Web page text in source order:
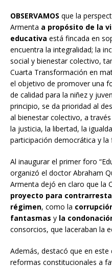
OBSERVAMOS que la
Armenta a propósito de la
educativa está fincada en
encuentra la integralidad; la
social y bienestar colectivo,
Cuarta Transformación en
el objetivo de promover una
de calidad para la niñez y
principio, se da prioridad al
al bienestar colectivo, a
la justicia, la libertad, la
participación democrática y la
Al inaugurar el primer foro
organizó el doctor Abraham
Armenta dejó en claro que la
proyecto para
régimen, como la
fantasmas y la
consorcios, que laceraban la
Además, destacó que en este
reformas constitucionales a